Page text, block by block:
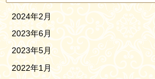
2024年2月
2023年6月
2023年5月
2022年1月